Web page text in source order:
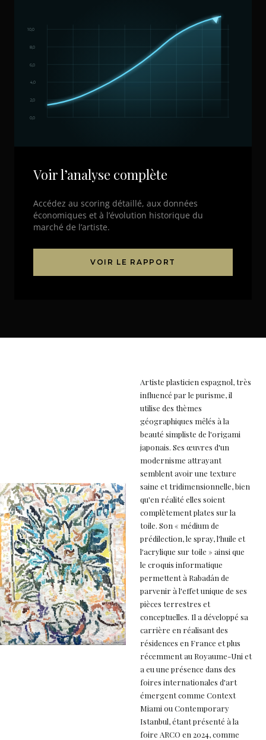
0,0
2,0
4,0
6,0
8,0
10,0
Voir l’analyse complète
Accédez au scoring détaillé, aux données
économiques et à l’évolution historique du
marché de l’artiste.
VOIR LE RAPPORT
Artiste plasticien espagnol, très
influencé par le purisme, il
utilise des thèmes
géographiques mêlés à la
beauté simpliste de l'origami
japonais. Ses œuvres d'un
modernisme attrayant
semblent avoir une texture
saine et tridimensionnelle, bien
qu'en réalité elles soient
complètement plates sur la
toile. Son « médium de
prédilection, le spray, l'huile et
l'acrylique sur toile » ainsi que
le croquis informatique
permettent à Rabadán de
parvenir à l'effet unique de ses
pièces terrestres et
conceptuelles. Il a développé sa
carrière en réalisant des
résidences en France et plus
récemment au Royaume-Uni et
a eu une présence dans des
foires internationales d'art
émergent comme Context
Miami ou Contemporary
Istanbul, étant présenté à la
foire ARCO en 2024, comme